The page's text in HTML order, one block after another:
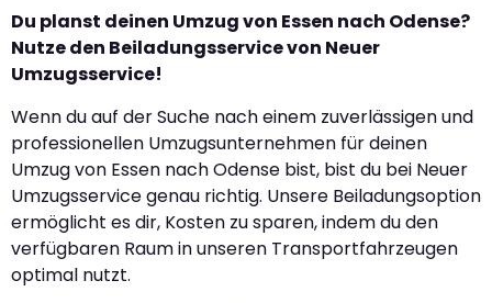
Du planst deinen Umzug von Essen nach Odense?
Nutze den Beiladungsservice von Neuer
Umzugsservice!
Wenn du auf der Suche nach einem zuverlässigen und
professionellen Umzugsunternehmen für deinen
Umzug von Essen nach Odense bist, bist du bei Neuer
Umzugsservice genau richtig. Unsere Beiladungsoption
ermöglicht es dir, Kosten zu sparen, indem du den
verfügbaren Raum in unseren Transportfahrzeugen
optimal nutzt.